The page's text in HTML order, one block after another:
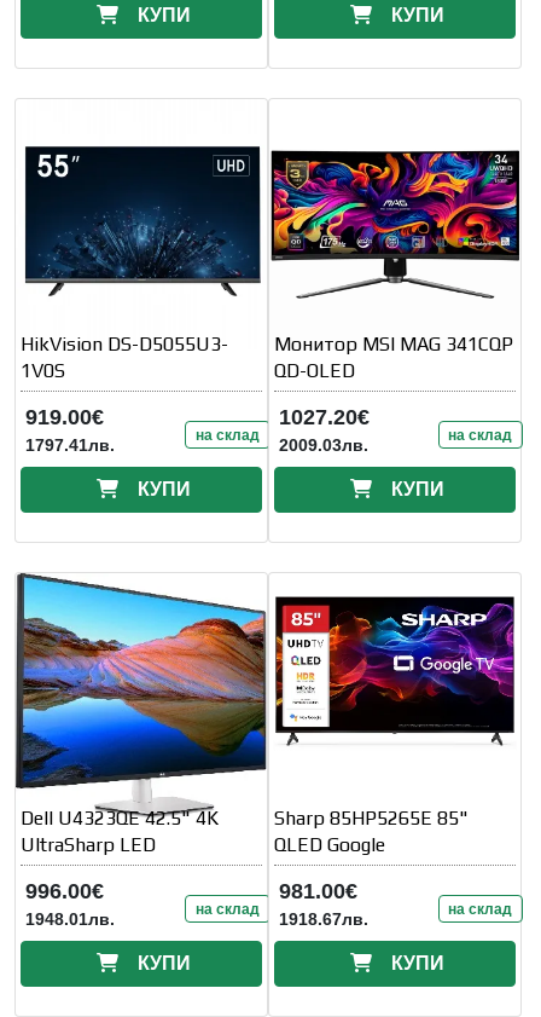
КУПИ КУПИ
HikVision DS-D5055U3-
1V0S
919.00€
1797.41лв. на склад
КУПИ
Монитор MSI MAG 341CQP
QD-OLED
1027.20€
2009.03лв. на склад
КУПИ
Dell U4323QE 42.5" 4K
UltraSharp LED
996.00€
1948.01лв. на склад
КУПИ
Sharp 85HP5265E 85"
QLED Google
981.00€
1918.67лв. на склад
КУПИ